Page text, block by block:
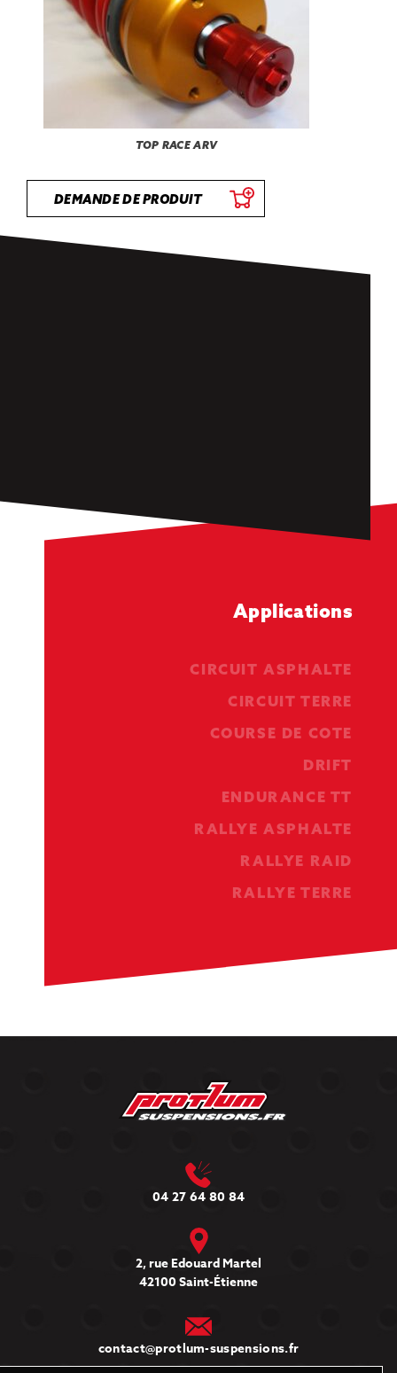
TOP RACE ARV
DEMANDE DE PRODUIT
Applications
CIRCUIT ASPHALTE
CIRCUIT TERRE
COURSE DE COTE
DRIFT
ENDURANCE TT
RALLYE ASPHALTE
RALLYE RAID
RALLYE TERRE
04 27 64 80 84
2, rue Edouard Martel
42100 Saint-Étienne
contact@protlum-suspensions.fr